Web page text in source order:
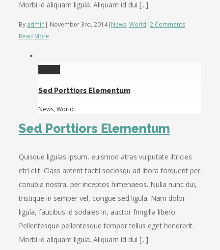
Morbi id aliquam ligula. Aliquam id dui [...]
By admin | November 3rd, 2014| News, World |2 Comments
Read More
Sed Porttiors Elementum
News, World
Sed Porttiors Elementum
Quisque ligulas ipsum, euismod atras vulputate iltricies
etri elit. Class aptent taciti sociosqu ad litora torquent per
conubia nostra, per inceptos himenaeos. Nulla nunc dui,
tristique in semper vel, congue sed ligula. Nam dolor
ligula, faucibus id sodales in, auctor fringilla libero.
Pellentesque pellentesque tempor tellus eget hendrerit.
Morbi id aliquam ligula. Aliquam id dui [...]